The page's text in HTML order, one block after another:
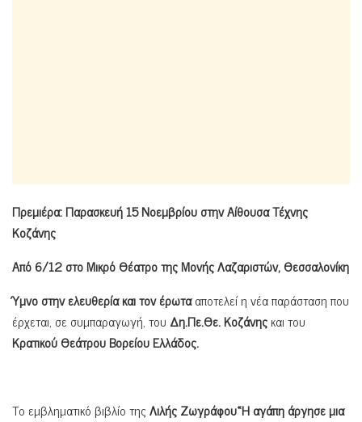
Πρεμιέρα: Παρασκευή 15 Νοεμβρίου στην Αίθουσα Τέχνης
Κοζάνης
Από 6/12 στοΜικρό Θέατρο της Μονής Λαζαριστών, Θεσσαλονίκη
Ύμνο στην ελευθερία και τον έρωτααποτελεί η νέα παράσταση που
έρχεται, σε συμπαραγωγή, του Δη.Πε.Θε. Κοζάνηςκαι του
Κρατικού Θεάτρου Βορείου Ελλάδος.
Το εμβληματικό βιβλίο τηςΛιλής Ζωγράφου«Η αγάπη άργησε μια